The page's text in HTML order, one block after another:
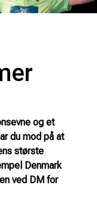
og et
du mod på at
største
Denmark
ved DM for